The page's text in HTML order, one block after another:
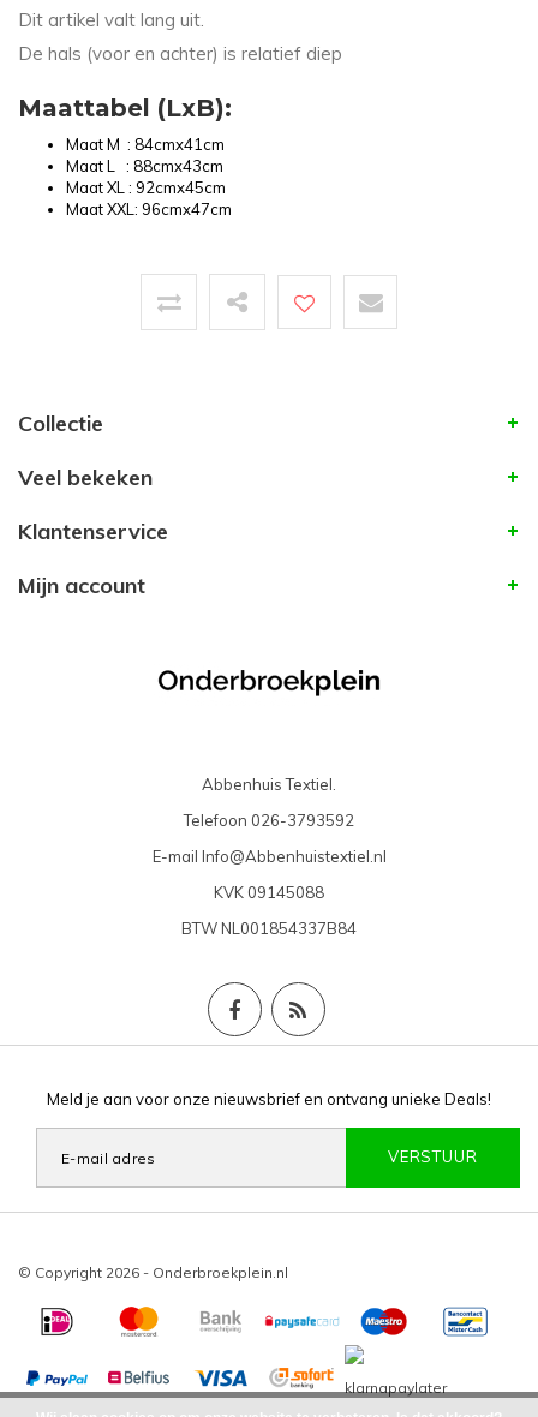
Dit artikel valt lang uit.
De hals (voor en achter) is relatief diep
Maattabel (LxB):
Maat M : 84cmx41cm
Maat L : 88cmx43cm
Maat XL : 92cmx45cm
Maat XXL: 96cmx47cm
Collectie
Veel bekeken
Klantenservice
Mijn account
Abbenhuis Textiel.
Telefoon 026-3793592
E-mail Info@Abbenhuistextiel.nl
KVK 09145088
BTWNL001854337B84
Meld je aan voor onze nieuwsbrief en ontvang unieke Deals!
VERSTUUR
© Copyright 2026 - Onderbroekplein.nl